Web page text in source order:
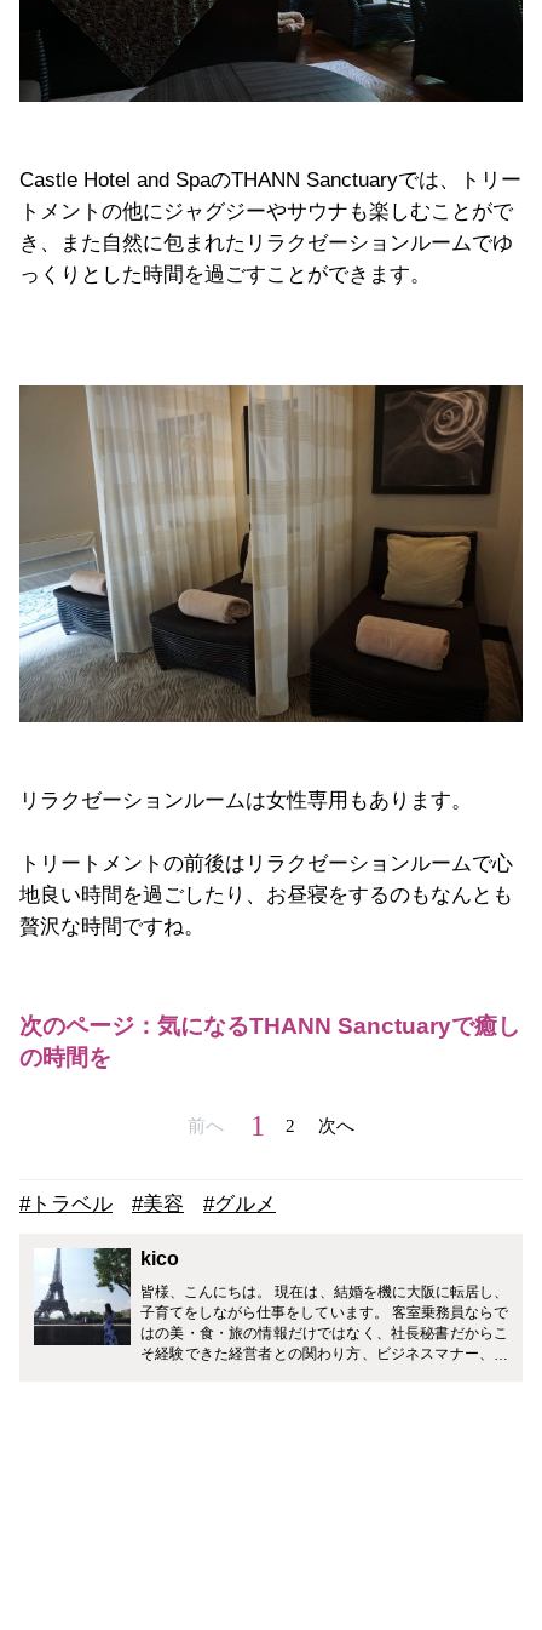
Castle Hotel and SpaのTHANN Sanctuaryでは、トリー
トメントの他にジャグジーやサウナも楽しむことがで
き、また自然に包まれたリラクゼーションルームでゆ
っくりとした時間を過ごすことができます。
リラクゼーションルームは女性専用もあります。
トリートメントの前後はリラクゼーションルームで心
地良い時間を過ごしたり、お昼寝をするのもなんとも
贅沢な時間ですね。
次のページ：気になるTHANN Sanctuaryで癒し
の時間を
前へ 1 2 次へ
#トラベル #美容 #グルメ
kico
皆様、こんにちは。 現在は、結婚を機に大阪に転居し、
子育てをしながら仕事をしています。 客室乗務員ならで
はの美・食・旅の情報だけではなく、社長秘書だからこ
そ経験できた経営者との関わり方、ビジネスマナー、ギ